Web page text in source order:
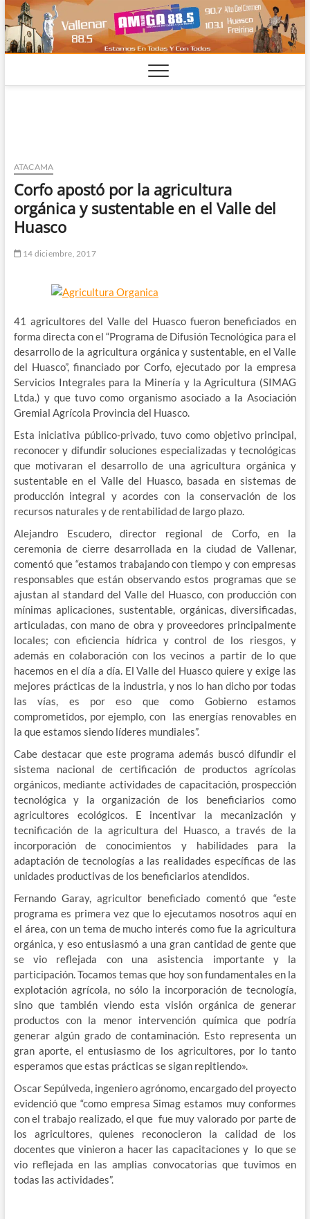
Saltar
al
contenido
ATACAMA
Corfo apostó por la agricultura
orgánica y sustentable en el Valle del
Huasco
14 diciembre, 2017
41 agricultores del Valle del Huasco fueron beneficiados en
forma directa con el “Programa de Difusión Tecnológica para el
desarrollo de la agricultura orgánica y sustentable, en el Valle
del Huasco”, financiado por Corfo, ejecutado por la empresa
Servicios Integrales para la Minería y la Agricultura (SIMAG
Ltda.) y que tuvo como organismo asociado a la Asociación
Gremial Agrícola Provincia del Huasco.
Esta iniciativa público-privado, tuvo como objetivo principal,
reconocer y difundir soluciones especializadas y tecnológicas
que motivaran el desarrollo de una agricultura orgánica y
sustentable en el Valle del Huasco, basada en sistemas de
producción integral y acordes con la conservación de los
recursos naturales y de rentabilidad de largo plazo.
Alejandro Escudero, director regional de Corfo, en la
ceremonia de cierre desarrollada en la ciudad de Vallenar,
comentó que “estamos trabajando con tiempo y con empresas
responsables que están observando estos programas que se
ajustan al standard del Valle del Huasco, con producción con
mínimas aplicaciones, sustentable, orgánicas, diversificadas,
articuladas, con mano de obra y proveedores principalmente
locales; con eficiencia hídrica y control de los riesgos, y
además en colaboración con los vecinos a partir de lo que
hacemos en el día a día. El Valle del Huasco quiere y exige las
mejores prácticas de la industria, y nos lo han dicho por todas
las vías, es por eso que como Gobierno estamos
comprometidos, por ejemplo, con las energías renovables en
la que estamos siendo líderes mundiales”.
Cabe destacar que este programa además buscó difundir el
sistema nacional de certificación de productos agrícolas
orgánicos, mediante actividades de capacitación, prospección
tecnológica y la organización de los beneficiarios como
agricultores ecológicos. E incentivar la mecanización y
tecnificación de la agricultura del Huasco, a través de la
incorporación de conocimientos y habilidades para la
adaptación de tecnologías a las realidades específicas de las
unidades productivas de los beneficiarios atendidos.
Fernando Garay, agricultor beneficiado comentó que “este
programa es primera vez que lo ejecutamos nosotros aquí en
el área, con un tema de mucho interés como fue la agricultura
orgánica, y eso entusiasmó a una gran cantidad de gente que
se vio reflejada con una asistencia importante y la
participación. Tocamos temas que hoy son fundamentales en la
explotación agrícola, no sólo la incorporación de tecnología,
sino que también viendo esta visión orgánica de generar
productos con la menor intervención química que podría
generar algún grado de contaminación. Esto representa un
gran aporte, el entusiasmo de los agricultores, por lo tanto
esperamos que estas prácticas se sigan repitiendo».
Oscar Sepúlveda, ingeniero agrónomo, encargado del proyecto
evidenció que “como empresa Simag estamos muy conformes
con el trabajo realizado, el que fue muy valorado por parte de
los agricultores, quienes reconocieron la calidad de los
docentes que vinieron a hacer las capacitaciones y lo que se
vio reflejada en las amplias convocatorias que tuvimos en
todas las actividades”.